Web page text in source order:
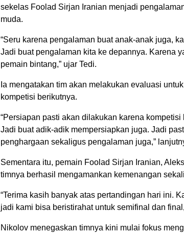
sekelas Foolad Sirjan Iranian menjadi
muda.
“Seru karena pengalaman buat anak-anak juga,
Jadi buat pengalaman kita ke depannya. Karena
pemain bintang,” ujar Tedi.
Ia mengatakan tim akan melakukan evaluasi
kompetisi berikutnya.
“Persiapan pasti akan dilakukan karena
Jadi buat adik-adik mempersiapkan juga. Jadi
penghargaan sekaligus pengalaman juga,”
Sementara itu, pemain Foolad Sirjan Iranian,
timnya berhasil mengamankan kemenangan
“Terima kasih banyak atas pertandingan hari ini.
jadi kami bisa beristirahat untuk semifinal dan
Nikolov menegaskan timnya kini mulai fokus